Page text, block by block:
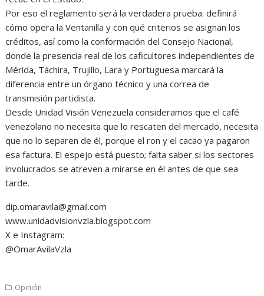
Por eso el reglamento será la verdadera prueba: definirá
cómo opera la Ventanilla y con qué criterios se asignan los
créditos, así como la conformación del Consejo Nacional,
donde la presencia real de los caficultores independientes de
Mérida, Táchira, Trujillo, Lara y Portuguesa marcará la
diferencia entre un órgano técnico y una correa de
transmisión partidista.
Desde Unidad Visión Venezuela consideramos que el café
venezolano no necesita que lo rescaten del mercado, necesita
que no lo separen de él, porque el ron y el cacao ya pagaron
esa factura. El espejo está puesto; falta saber si los sectores
involucrados se atreven a mirarse en él antes de que sea
tarde.
dip.omaravila@gmail.com
www.unidadvisionvzla.blogspot.com
X e Instagram:
@OmarAvilaVzla
Opinión